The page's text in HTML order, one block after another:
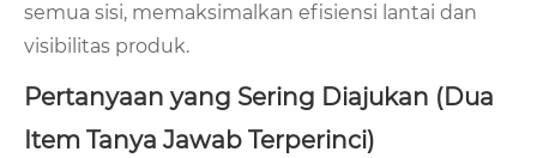
semua sisi, memaksimalkan efisiensi lantai dan
visibilitas produk.
Pertanyaan yang Sering Diajukan (Dua
Item Tanya Jawab Terperinci)